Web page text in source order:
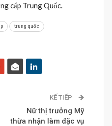
cấp Trung Quốc.
trung quốc
KẾ TIẾP
Nữ thị trưởng Mỹ
thừa nhận làm đặc vụ